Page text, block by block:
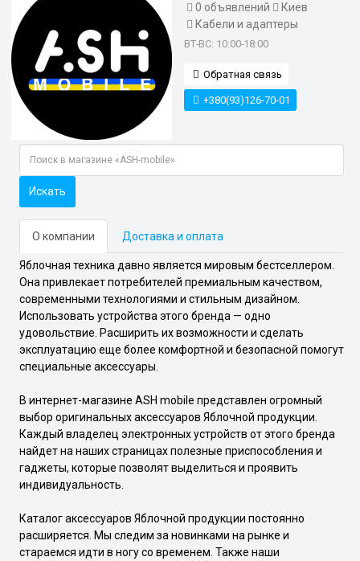
0 объявлений
Киев
Кабели и адаптеры
ВТ-ВС: 10:00-18:00
Обратная связь
+380(93)126-70-01
Искать
О компании Доставка и оплата
Яблочная техника давно является мировым бестселлером.
Она привлекает потребителей премиальным качеством,
современными технологиями и стильным дизайном.
Использовать устройства этого бренда — одно
удовольствие. Расширить их возможности и сделать
эксплуатацию еще более комфортной и безопасной помогут
специальные аксессуары.
В интернет-магазине ASH mobile представлен огромный
выбор оригинальных аксессуаров Яблочной продукции.
Каждый владелец электронных устройств от этого бренда
найдет на наших страницах полезные приспособления и
гаджеты, которые позволят выделиться и проявить
индивидуальность.
Каталог аксессуаров Яблочной продукции постоянно
расширяется. Мы следим за новинками на рынке и
стараемся идти в ногу со временем. Также наши